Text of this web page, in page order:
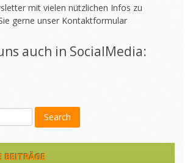
mit vielen nützlichen Infos zu
gerne unser Kontaktformular
auch in SocialMedia:
BEITRÄGE